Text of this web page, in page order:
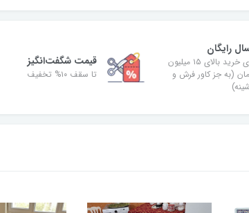
رایگان
برای خرید بالای ۱۵ میلیون
(به جز کاور فرش و
قیمت شگفت‌انگیز
تا سقف ۱۰% تخفیف